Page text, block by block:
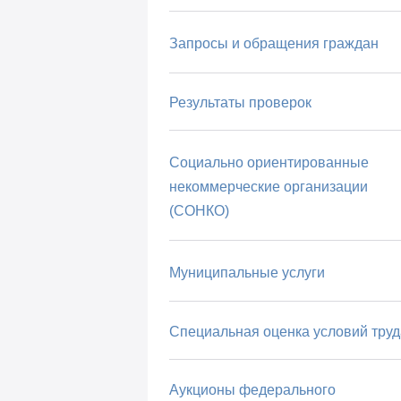
Запросы и обращения граждан
Результаты проверок
Социально ориентированные
некоммерческие организации
(СОНКО)
Муниципальные услуги
Специальная оценка условий
Аукционы федерального